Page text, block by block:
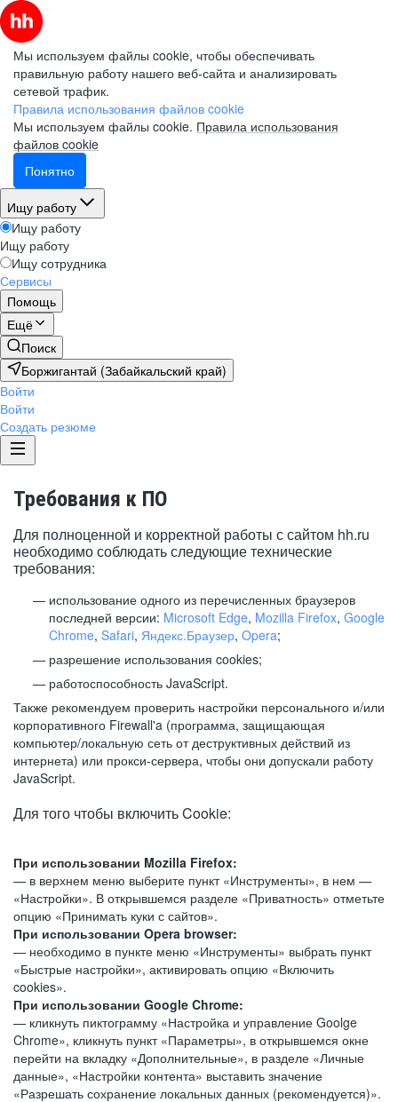
Мы используем файлы cookie, чтобы обеспечивать
правильную работу нашего веб-сайта и анализировать
сетевой трафик.
Правила использования файлов cookie
Мы используем файлы cookie. Правила использования
файлов cookie
Понятно
Ищу работу
Ищу работу
Ищу работу
Ищу сотрудника
Сервисы
Помощь
Ещё
Поиск
Боржигантай (Забайкальский край)
Войти
Войти
Создать резюме
Требования к ПО
Для полноценной и корректной работы с сайтом hh.ru
необходимо соблюдать следующие технические
требования:
использование одного из перечисленных браузеров
последней версии: Microsoft Edge, Mozilla Firefox, Google
Chrome, Safari, Яндекс.Браузер, Opera;
разрешение использования cookies;
работоспособность JavaScript.
Также рекомендуем проверить настройки персонального и/или
корпоративного Firewall'a (программа, защищающая
компьютер/локальную сеть от деструктивных действий из
интернета) или прокси-сервера, чтобы они допускали работу
JavaScript.
Для того чтобы включить Cookie:
При использовании Mozilla Firefox:
— в верхнем меню выберите пункт «Инструменты», в нем —
«Настройки». В открывшемся разделе «Приватность» отметьте
опцию «Принимать куки с сайтов».
При использовании Opera browser:
— необходимо в пункте меню «Инструменты» выбрать пункт
«Быстрые настройки», активировать опцию «Включить
cookies».
При использовании Google Chrome:
— кликнуть пиктограмму «Настройка и управление Goolge
Chrome», кликнуть пункт «Параметры», в открывшемся окне
перейти на вкладку «Дополнительные», в разделе «Личные
данные», «Настройки контента» выставить значение
«Разрешать сохранение локальных данных (рекомендуется)».